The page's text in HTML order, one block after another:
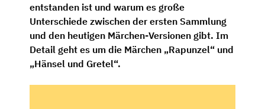
entstanden ist und warum es große
Unterschiede zwischen der ersten Sammlung
und den heutigen Märchen-Versionen gibt. Im
Detail geht es um die Märchen „Rapunzel“ und
„Hänsel und Gretel“.